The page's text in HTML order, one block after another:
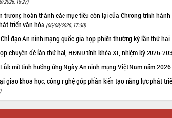
2026, 18:27)
trương hoàn thành các mục tiêu còn lại của Chương trình
triển văn hóa (06/08/2026, 17:30)
đạo An ninh mạng quốc gia họp phiên thường kỳ lần thứ hai
chuyên đề lần thứ hai, HĐND tỉnh khóa XI, nhiệm kỳ 2026-
mít tinh hưởng ứng Ngày An ninh mạng Việt Nam năm 2026
giao khoa học, công nghệ góp phần kiến tạo năng lực phát